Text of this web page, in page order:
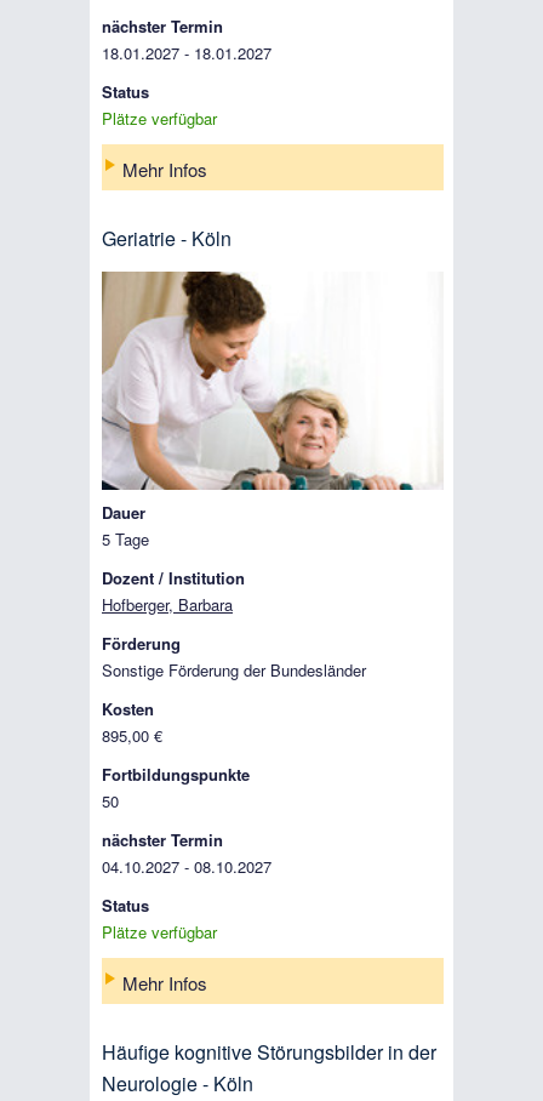
nächster Termin
18.01.2027 - 18.01.2027
Status
Plätze verfügbar
Mehr Infos
Geriatrie - Köln
Dauer
5 Tage
Dozent / Institution
Hofberger, Barbara
Förderung
Sonstige Förderung der Bundesländer
Kosten
895,00 €
Fortbildungspunkte
50
nächster Termin
04.10.2027 - 08.10.2027
Status
Plätze verfügbar
Mehr Infos
Häufige kognitive Störungsbilder in der
Neurologie - Köln